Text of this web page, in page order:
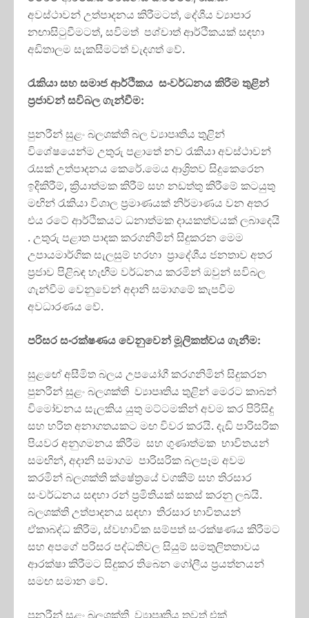
අවස්ථාවන් උත්පාදනය කිරීමටත්, දේශීය ව්‍යාපාර
නඟාසිටුවීමටත්, සවිමත් පශ්චාත් ආර්ථිකයක් සඳහා
අඩිතාලම සැකසීමටත් වැදගත් වේ.
රැකියා සහ සමාජ ආර්ථිකය සංවර්ධනය කිරීම තුළින්
ප්‍රජාවන් සවිබල ගැන්වීම:
පුනරීන් සුළං බලශක්ති බල ව්‍යාපෘතිය තුළින්
විශේෂයෙන්ම උතුරු පළාතේ නව රැකියා අවස්ථාවන්
රැසක් උත්පාදනය කෙරේ.මෙය ආශ්‍රිතව සිදුකෙරෙන
ඉදිකිරීම්, ක්‍රියාත්මක කිරීම් සහ නඩත්තු කිරීමේ කටයුතු
මඟින් රැකියා විශාල ප්‍රමාණයක් නිර්මාණය වන අතර
එය රටේ ආර්ථිකයට ධනාත්මක දායකත්වයක් ලබාදෙයි
. උතුරු පළාත පාදක කරගනිමින් සිදුකරන මෙම
උපායමාර්ගික සැලසුම් හරහා ප්‍රාදේශීය ජනතාව අතර
ප්‍රජාව පිළිබඳ හැඟීම වර්ධනය කරමින් ඔවුන් සවිබල
ගැන්වීම වෙනුවෙන් අදානි සමාගමේ කැපවීම
අවධාරණය වේ.
පරිසර සංරක්ෂණය වෙනුවෙන් මූලිකත්වය ගැනීම:
සුළඟේ අසීමිත බලය උපයෝගී කරගනිමින් සිදුකරන
පුනරීන් සුළං බලශක්ති ව්‍යාපෘතිය තුළින් මෙරට කාබන්
විමෝචනය සැලකිය යුතු මට්ටමකින් අවම කර පිරිසිදු
සහ හරිත අනාගතයකට මඟ විවර කරයි. දැඩි පාරිසරික
පියවර අනුගමනය කිරීම සහ ගුණාත්මක භාවිතයන්
සමඟින්, අදානි සමාගම පාරිසරික බලපෑම අවම
කරමින් බලශක්ති ක්ෂේත්‍රයේ වගකීම් සහ තිරසාර
සංවර්ධනය සඳහා රන් ප්‍රමිතියක් සකස් කරනු ලබයි.
බලශක්ති උත්පාදනය සඳහා තිරසාර භාවිතයන්
ඒකාබද්ධ කිරීම, ස්වභාවික සම්පත් සංරක්ෂණය කිරීමට
සහ අපගේ පරිසර පද්ධතිවල සියුම් සමතුලිතතාවය
ආරක්ෂා කිරීමට සිදුකර තිබෙන ගෝලීය ප්‍රයත්නයන්
සමඟ සමාන වේ.
පුනරීන් සුළං බලශක්ති ව්‍යාපෘතිය තවත් එක්